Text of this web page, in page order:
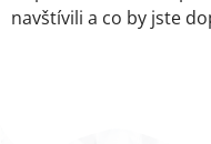
navštívili a co by jste